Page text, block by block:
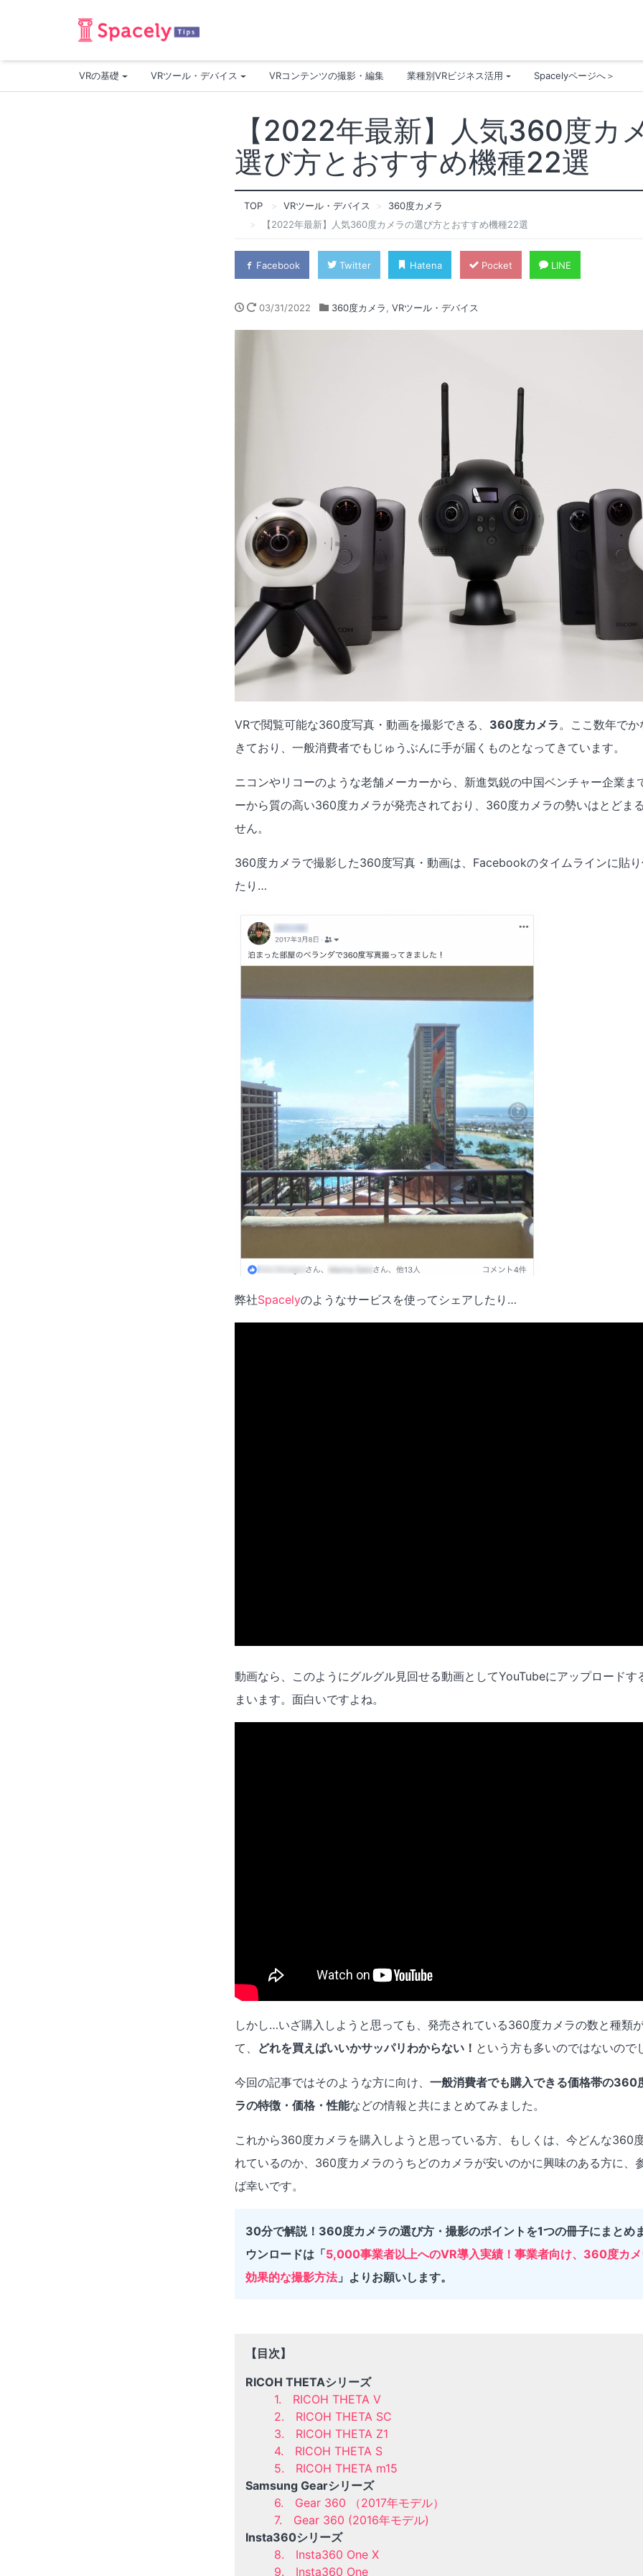
VRの基礎 VRツール・デバイス VRコンテンツの撮影・編集 業種別VRビジネス活用 Spacelyページへ＞
【2022年最新】人気360度カ
選び方とおすすめ機種22選
TOP VRツール・デバイス
360度カメラ
【2022年最新】人気360度カメラの選び方とおすすめ機種22選
Facebook Twitter Hatena Pocket LINE
03/31/2022 360度カメラ VRツール・デバイス
VRで閲覧可能な360度写真・動画を撮影できる、 360度カメラ。ここ数年で
きており、一般消費者でもじゅうぶんに手が届くものとなってきています。
ニコンやリコーのような老舗メーカーから、新進気鋭の中国ベンチャー企業ま
ーから質の高い360度カメラが発売されており、360度カメラの勢いはとどま
せん。
360度カメラで撮影した360度写真・動画は、Facebookのタイムラインに貼
たり…
弊社Spacelyのようなサービスを使ってシェアしたり…
動画なら、このようにグルグル見回せる動画としてYouTubeにアップロードす
まいます。面白いですよね。
しかし…いざ購入しようと思っても、発売されている360度カメラの数と種類
て、 どれを買えばいいかサッパリわからない！ という方も多いのではないので
今回の記事ではそのような方に向け、 一般消費者でも購入できる価格帯の360
ラの特徴・価格・性能などの情報と共にまとめてみました。
これから360度カメラを購入しようと思っている方、もしくは、今どんな360
れているのか、360度カメラのうちどのカメラが安いのかに興味のある方に、
ば幸いです。
30分で解説！360度カメラの選び方・撮影のポイントを1つの冊子にまとめ
ウンロードは「5,000事業者以上へのVR導入実績！事業者向け、360度カメ
効果的な撮影方法」よりお願いします。
【目次】
RICOH THETAシリーズ
1. RICOH THETA V
2. RICOH THETA SC
3. RICOH THETA Z1
4. RICOH THETA S
5. RICOH THETA m15
Samsung Gearシリーズ
6. Gear 360 （2017年モデル）
7. Gear 360 (2016年モデル)
Insta360シリーズ
8. Insta360 One X
9. Insta360 One